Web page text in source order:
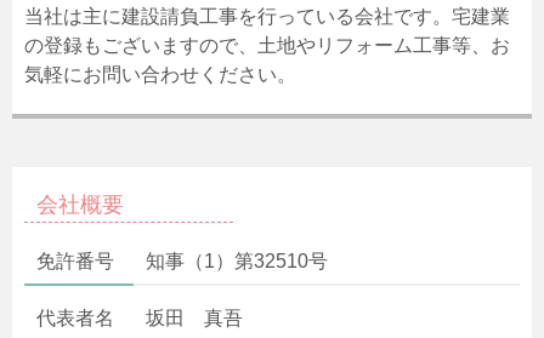
当社は主に建設請負工事を行っている会社です。宅建業
の登録もございますので、土地やリフォーム工事等、お
気軽にお問い合わせください。
会社概要
免許番号 知事（1）第32510号
代表者名 坂田 真吾